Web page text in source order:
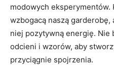
modowych
wzbogacą naszą
niej pozytywną energię. Nie
odcieni i wzorów, aby
przyciągnie spojrzenia.